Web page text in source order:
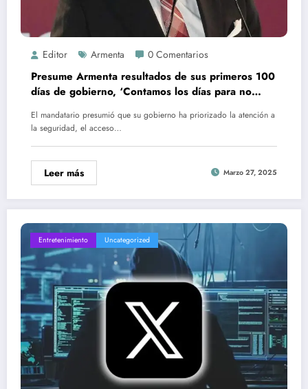
Editor Armenta 0 Comentarios
Presume Armenta resultados de sus primeros 100
días de gobierno, ‘Contamos los días para no
El mandatario presumió que su gobierno ha priorizado la atención a
la seguridad, el acceso…
Leer más Marzo 27, 2025
Entretenimiento Uncategorized